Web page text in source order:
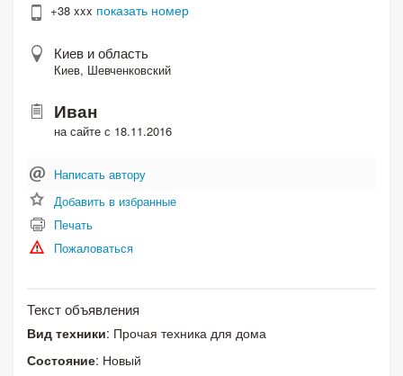
+38 xxx показать номер
Киев и область
Киев, Шевченковский
Иван
на сайте с 18.11.2016
Написать автору
Добавить в избранные
Печать
Пожаловаться
Текст объявления
Вид техники: Прочая техника для дома
Состояние: Новый